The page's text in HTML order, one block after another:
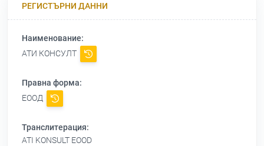
РЕГИСТЪРНИ ДАННИ
Наименование:
АТИ КОНСУЛТ
Правна форма:
ЕООД
Транслитерация:
ATI KONSULT EOOD